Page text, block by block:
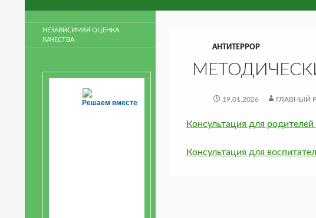
АНТИТЕРРОР
19.01.2026 ГЛАВНЫЙ
Консультация для родителей
Консультация для
НЕЗАВИСИМАЯ ОЦЕНКА
КАЧЕСТВА
Решаем вместе